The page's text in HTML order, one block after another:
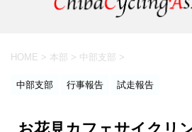
HOME > 本部 > 中部支部 >
中部支部 行事報告 試走報告